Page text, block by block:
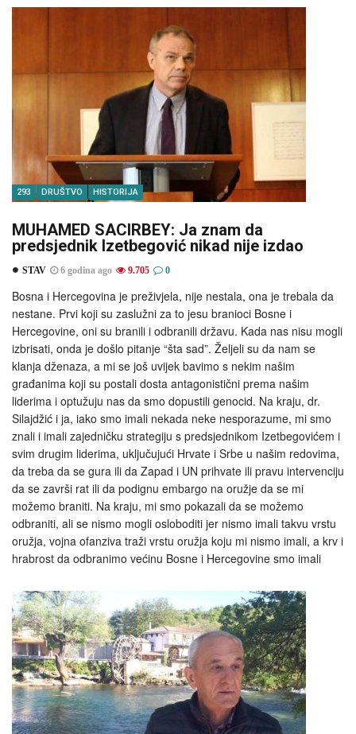
293 DRUŠTVO HISTORIJA
MUHAMED SACIRBEY: Ja znam da
predsjednik Izetbegović nikad nije izdao
STAV 6 godina ago 9.705 0
Bosna i Hercegovina je preživjela, nije nestala, ona je trebala da
nestane. Prvi koji su zaslužni za to jesu branioci Bosne i
Hercegovine, oni su branili i odbranili državu. Kada nas nisu mogli
izbrisati, onda je došlo pitanje “šta sad”. Željeli su da nam se
klanja dženaza, a mi se još uvijek bavimo s nekim našim
građanima koji su postali dosta antagonistični prema našim
liderima i optužuju nas da smo dopustili genocid. Na kraju, dr.
Silajdžić i ja, iako smo imali nekada neke nesporazume, mi smo
znali i imali zajedničku strategiju s predsjednikom Izetbegovićem i
svim drugim liderima, uključujući Hrvate i Srbe u našim redovima,
da treba da se gura ili da Zapad i UN prihvate ili pravu intervenciju
da se završi rat ili da podignu embargo na oružje da se mi
možemo braniti. Na kraju, mi smo pokazali da se možemo
odbraniti, ali se nismo mogli osloboditi jer nismo imali takvu vrstu
oružja, vojna ofanziva traži vrstu oružja koju mi nismo imali, a krv i
hrabrost da odbranimo većinu Bosne i Hercegovine smo imali